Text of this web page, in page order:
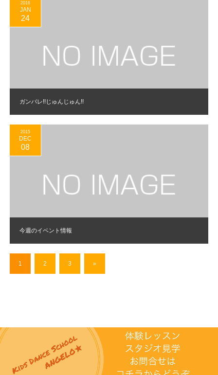
ガンバレ!!じゅんじゅん!!
2016
JAN
24
今週のイベント情報
2015
DEC
08
1 2 3 »